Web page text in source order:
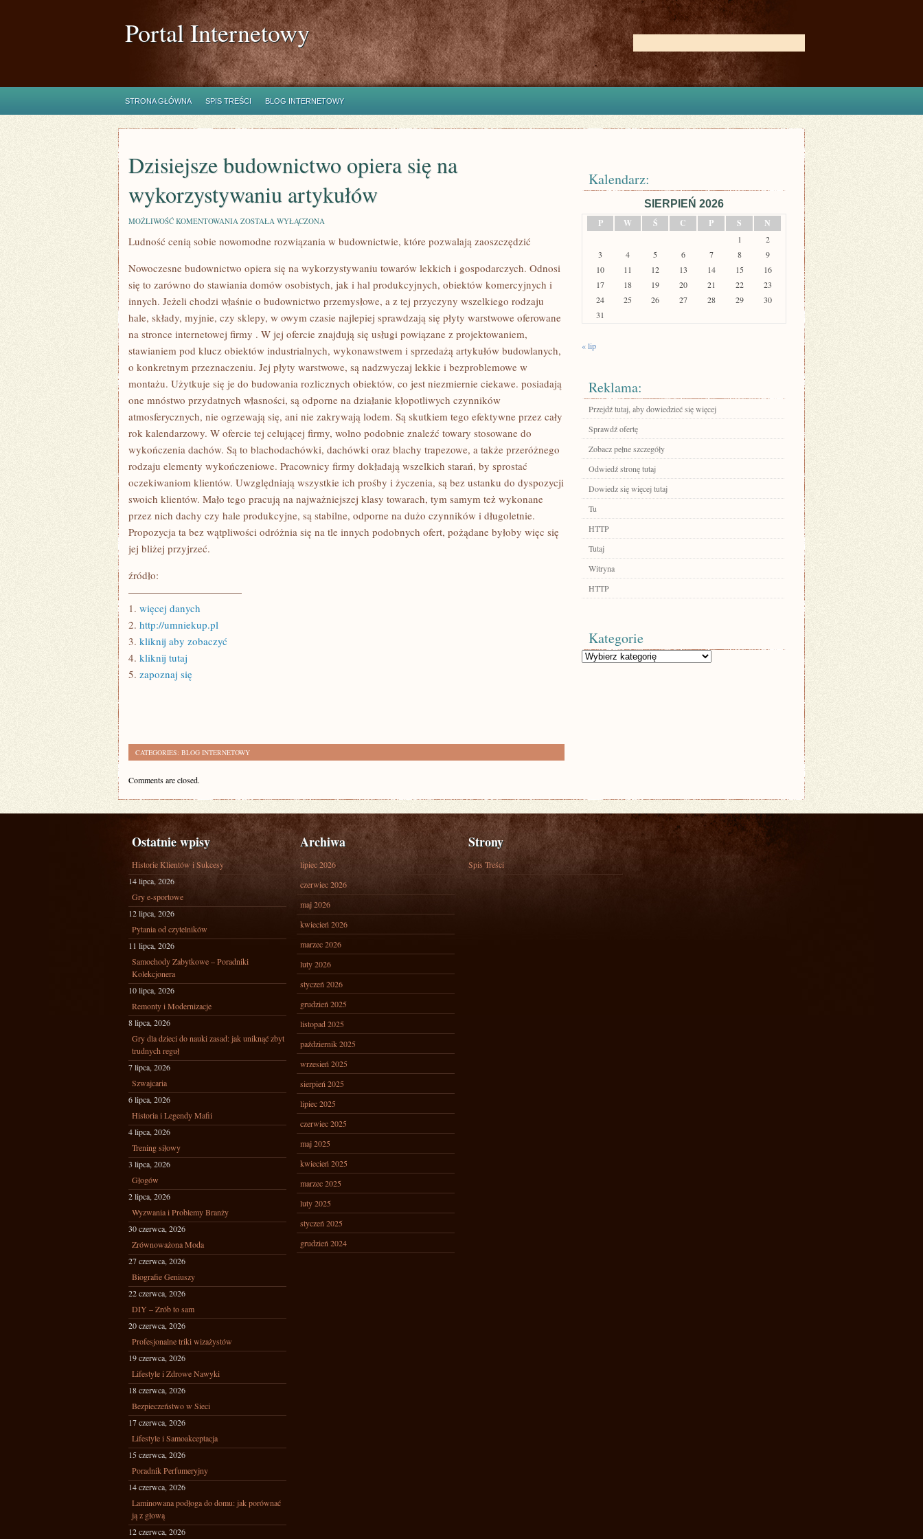
Portal Internetowy
STRONA GŁÓWNA SPIS TREŚCI BLOG INTERNETOWY
Dzisiejsze budownictwo opiera się na
wykorzystywaniu artykułów
MOŻLIWOŚĆ KOMENTOWANIA DZISIEJSZE
OPIERA
WYKORZYSTYWANIU
ARTYKUŁÓW
ZOSTAŁA WYŁĄCZONA
Ludność cenią sobie nowomodne rozwiązania w budownictwie, które pozwalają zaoszczędzić
Nowoczesne budownictwo opiera się na wykorzystywaniu towarów lekkich i gospodarczych. Odnosi
się to zarówno do stawiania domów osobistych, jak i hal produkcyjnych, obiektów komercyjnych i
innych. Jeżeli chodzi właśnie o budownictwo przemysłowe, a z tej przyczyny wszelkiego rodzaju
hale, składy, myjnie, czy sklepy, w owym czasie najlepiej sprawdzają się płyty warstwowe oferowane
na stronce internetowej firmy . W jej ofercie znajdują się usługi powiązane z projektowaniem,
stawianiem pod klucz obiektów industrialnych, wykonawstwem i sprzedażą artykułów budowlanych,
o konkretnym przeznaczeniu. Jej płyty warstwowe, są nadzwyczaj lekkie i bezproblemowe w
montażu. Użytkuje się je do budowania rozlicznych obiektów, co jest niezmiernie ciekawe. posiadają
one mnóstwo przydatnych własności, są odporne na działanie kłopotliwych czynników
atmosferycznych, nie ogrzewają się, ani nie zakrywają lodem. Są skutkiem tego efektywne przez cały
rok kalendarzowy. W ofercie tej celującej firmy, wolno podobnie znaleźć towary stosowane do
wykończenia dachów. Są to blachodachówki, dachówki oraz blachy trapezowe, a także przeróżnego
rodzaju elementy wykończeniowe. Pracownicy firmy dokładają wszelkich starań, by sprostać
oczekiwaniom klientów. Uwzględniają wszystkie ich prośby i życzenia, są bez ustanku do dyspozycji
swoich klientów. Mało tego pracują na najważniejszej klasy towarach, tym samym też wykonane
przez nich dachy czy hale produkcyjne, są stabilne, odporne na dużo czynników i długoletnie.
Propozycja ta bez wątpliwości odróżnia się na tle innych podobnych ofert, pożądane byłoby więc się
jej bliżej przyjrzeć.
źródło:
———————————
1. więcej danych
2. http://umniekup.pl
3. kliknij aby zobaczyć
4. kliknij tutaj
5. zapoznaj się
CATEGORIES: BLOG INTERNETOWY
Comments are closed.
Kalendarz:
SIERPIEŃ 2026
P
W Ś C P S N
1
2
3
4 5 6 7 8
9
10
11 12 13 14 15
16
17
18 19 20 21 22
23
24
25 26 27 28 29
30
31
« lip
Reklama:
Przejdź tutaj, aby dowiedzieć się więcej
Sprawdź ofertę
Zobacz pełne szczegóły
Odwiedź stronę tutaj
Dowiedz się więcej tutaj
Tu
HTTP
Tutaj
Witryna
HTTP
Kategorie
Kategorie
Ostatnie wpisy
Historie Klientów i Sukcesy
14 lipca, 2026
Gry e-sportowe
12 lipca, 2026
Pytania od czytelników
11 lipca, 2026
Samochody Zabytkowe – Poradniki
Kolekcjonera
10 lipca, 2026
Remonty i Modernizacje
8 lipca, 2026
Gry dla dzieci do nauki zasad: jak uniknąć zbyt
trudnych reguł
7 lipca, 2026
Szwajcaria
6 lipca, 2026
Historia i Legendy Mafii
4 lipca, 2026
Trening siłowy
3 lipca, 2026
Głogów
2 lipca, 2026
Wyzwania i Problemy Branży
30 czerwca, 2026
Zrównoważona Moda
27 czerwca, 2026
Biografie Geniuszy
22 czerwca, 2026
DIY – Zrób to sam
20 czerwca, 2026
Profesjonalne triki wizażystów
19 czerwca, 2026
Lifestyle i Zdrowe Nawyki
18 czerwca, 2026
Bezpieczeństwo w Sieci
17 czerwca, 2026
Lifestyle i Samoakceptacja
15 czerwca, 2026
Poradnik Perfumeryjny
14 czerwca, 2026
Laminowana podłoga do domu: jak porównać
ją z głową
12 czerwca, 2026
Archiwa
lipiec 2026
czerwiec 2026
maj 2026
kwiecień 2026
marzec 2026
luty 2026
styczeń 2026
grudzień 2025
listopad 2025
październik 2025
wrzesień 2025
sierpień 2025
lipiec 2025
czerwiec 2025
maj 2025
kwiecień 2025
marzec 2025
luty 2025
styczeń 2025
grudzień 2024
Strony
Spis Treści